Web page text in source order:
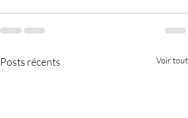
Posts récents Voir tout